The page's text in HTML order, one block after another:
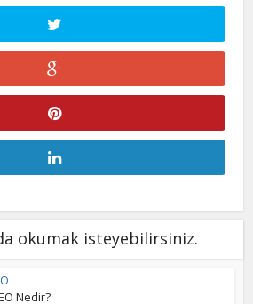
da okumak isteyebilirsiniz.
Nedir?